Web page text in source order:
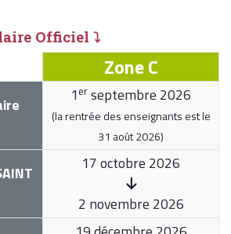
Officiel ⤵
Zone C
1 er septembre 2026
(la rentrée des enseignants est le
31 août 2026)
17 octobre 2026
2 novembre 2026